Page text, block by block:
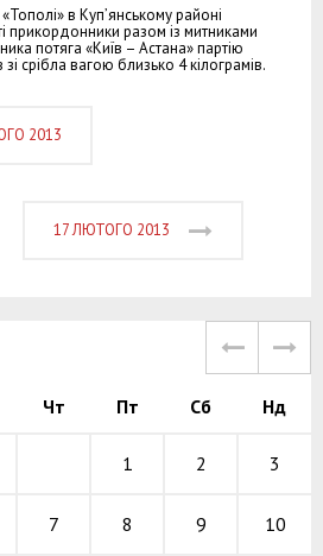
в Куп’янському районі
прикордонники разом із митниками
потяга «Київ – Астана» партію
срібла вагою близько 4 кілограмів.
2013
17 ЛЮТОГО 2013
Чт Пт Сб Нд
1 2 3
7 8 9 10